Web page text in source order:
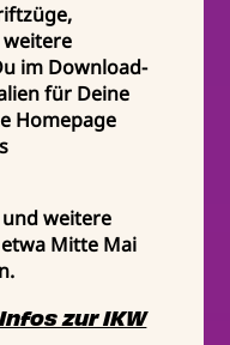
im Download-
für Deine
Homepage
weitere
Mitte Mai
zur IKW